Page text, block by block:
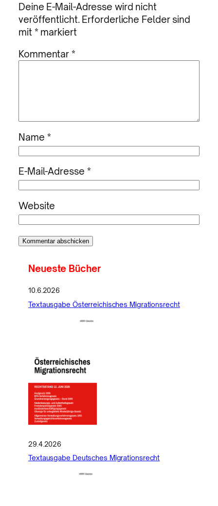
Deine E-Mail-Adresse wird nicht
veröffentlicht. Erforderliche Felder sind
mit * markiert
Kommentar*
Name *
E-Mail-Adresse *
Website
Neueste Bücher
10.6.2026
Textausgabe Österreichisches Migrationsrecht
29.4.2026
Textausgabe Deutsches Migrationsrecht